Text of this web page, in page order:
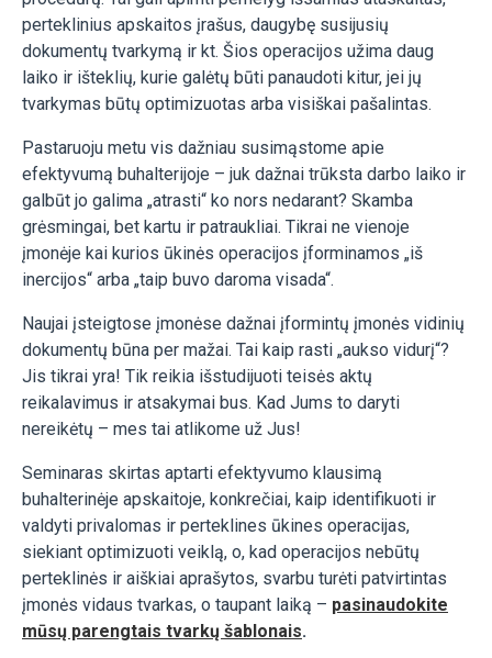
perteklinius apskaitos įrašus, daugybę susijusių
dokumentų tvarkymą ir kt. Šios operacijos užima daug
laiko ir išteklių, kurie galėtų būti panaudoti kitur, jei jų
tvarkymas būtų optimizuotas arba visiškai pašalintas.
Pastaruoju metu vis dažniau susimąstome apie
efektyvumą buhalterijoje – juk dažnai trūksta darbo laiko ir
galbūt jo galima „atrasti“ ko nors nedarant? Skamba
grėsmingai, bet kartu ir patraukliai. Tikrai ne vienoje
įmonėje kai kurios ūkinės operacijos įforminamos „iš
inercijos“ arba „taip buvo daroma visada“.
Naujai įsteigtose įmonėse dažnai įformintų įmonės vidinių
dokumentų būna per mažai. Tai kaip rasti „aukso vidurį“?
Jis tikrai yra! Tik reikia išstudijuoti teisės aktų
reikalavimus ir atsakymai bus. Kad Jums to daryti
nereikėtų – mes tai atlikome už Jus!
Seminaras skirtas aptarti efektyvumo klausimą
buhalterinėje apskaitoje, konkrečiai, kaip identifikuoti ir
valdyti privalomas ir perteklines ūkines operacijas,
siekiant optimizuoti veiklą, o, kad operacijos nebūtų
perteklinės ir aiškiai aprašytos, svarbu turėti patvirtintas
įmonės vidaus tvarkas, o taupant laiką – pasinaudokite
mūsų parengtais tvarkų šablonais.